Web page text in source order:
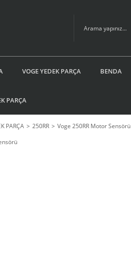
VOGE YEDEK PARÇA BENDA
PARÇA
PARÇA 250RR
Voge 250RR Motor Sensörü